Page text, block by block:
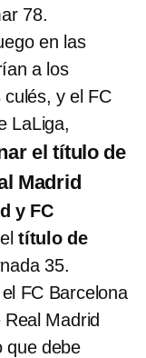
78.
en las
a los
y el FC
LaLiga,
el título de
Madrid
y FC
título de
35.
FC Barcelona
Madrid
que debe